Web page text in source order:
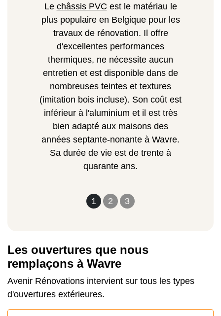
1 2 3
Le châssis PVC est le matériau le
plus populaire en Belgique pour les
travaux de rénovation. Il offre
d'excellentes performances
thermiques, ne nécessite aucun
entretien et est disponible dans de
nombreuses teintes et textures
(imitation bois incluse). Son coût est
inférieur à l'aluminium et il est très
bien adapté aux maisons des
années septante-nonante à Wavre.
Sa durée de vie est de trente à
quarante ans.
Les ouvertures que nous
remplaçons à Wavre
Avenir Rénovations intervient sur tous les types
d'ouvertures extérieures.